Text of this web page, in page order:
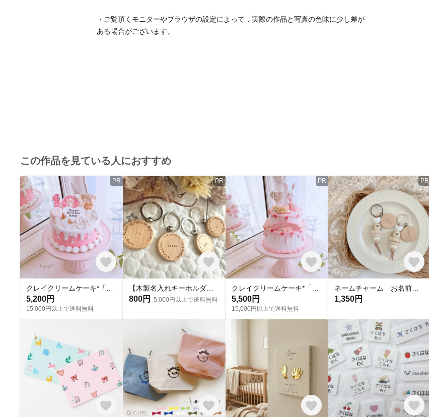
・ご覧頂くモニターやブラウザの設定によって，実際の作品と写真の色味に少し差が
この作品を見ている人におすすめ
PR
5,200円
15,000円以上で送料無料
PR
800円 5,000円以上で送料無料
PR
5,500円
15,000円以上で送料無料
PR
1,350円